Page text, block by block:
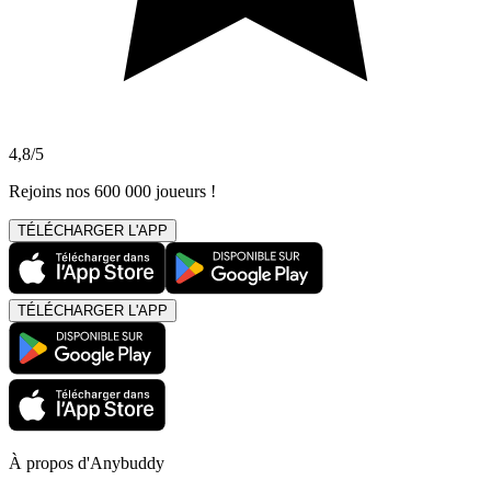
4,8/5
Rejoins nos 600 000 joueurs !
TÉLÉCHARGER L'APP
TÉLÉCHARGER L'APP
À propos d'Anybuddy